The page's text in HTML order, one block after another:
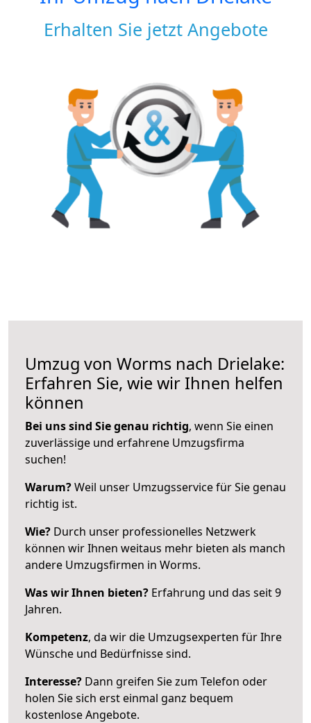
Erhalten Sie jetzt Angebote
Umzug von Worms nach Drielake:
Erfahren Sie, wie wir Ihnen helfen
können
Bei uns sind Sie genau richtig, wenn Sie einen
zuverlässige und erfahrene Umzugsfirma
suchen!
Warum?Weil unser Umzugsservice für Sie genau
richtig ist.
Wie? Durch unser professionelles Netzwerk
können wir Ihnen weitaus mehr bieten als manch
andere Umzugsfirmen in Worms.
Was wir Ihnen bieten? Erfahrung und das seit 9
Jahren.
Kompetenz, da wir die Umzugsexperten für Ihre
Wünsche und Bedürfnisse sind.
Interesse? Dann greifen Sie zum Telefon oder
holen Sie sich erst einmal ganz bequem
kostenlose Angebote.